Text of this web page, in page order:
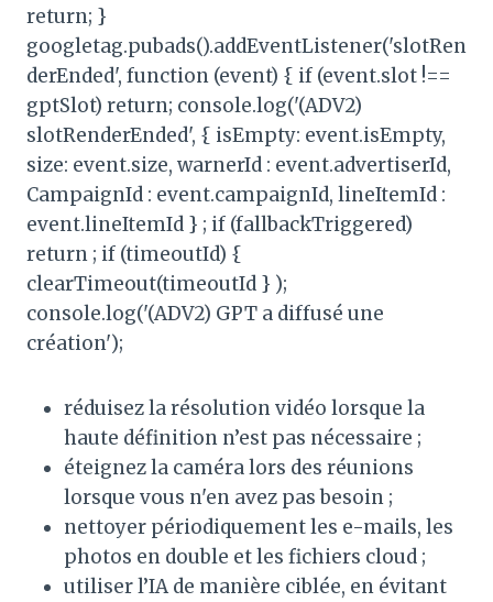
return; }
googletag.pubads().addEventListener('slotRen
derEnded', function (event) { if (event.slot !==
gptSlot) return; console.log('(ADV2)
slotRenderEnded', { isEmpty: event.isEmpty,
size: event.size, warnerId : event.advertiserId,
CampaignId : event.campaignId, lineItemId :
event.lineItemId } ; if (fallbackTriggered)
return ; if (timeoutId) {
clearTimeout(timeoutId } );
console.log('(ADV2) GPT a diffusé une
création');
réduisez la résolution vidéo lorsque la
haute définition n’est pas nécessaire ;
éteignez la caméra lors des réunions
lorsque vous n'en avez pas besoin ;
nettoyer périodiquement les e-mails, les
photos en double et les fichiers cloud ;
utiliser l’IA de manière ciblée, en évitant